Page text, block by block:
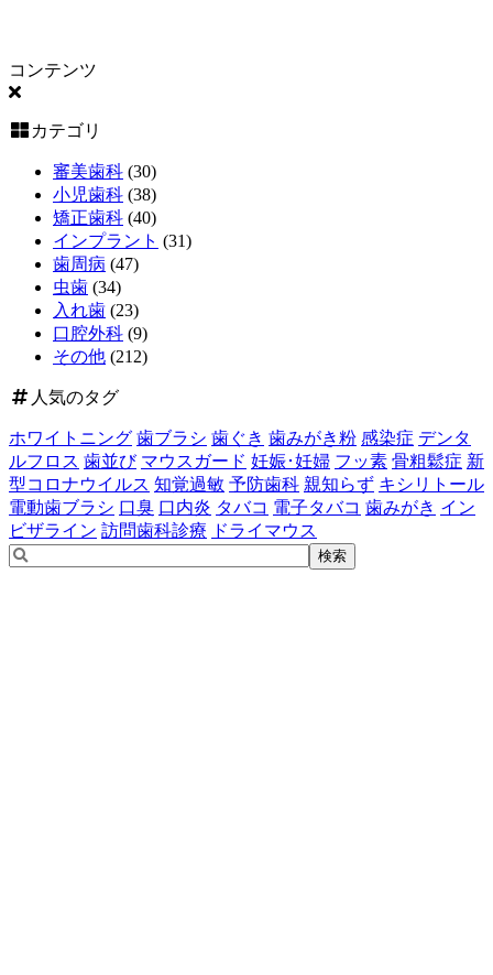
コンテンツ
カテゴリ
審美歯科 (30)
小児歯科 (38)
矯正歯科 (40)
インプラント (31)
歯周病 (47)
虫歯 (34)
入れ歯 (23)
口腔外科 (9)
その他 (212)
人気のタグ
ホワイトニング 歯ブラシ 歯ぐき 歯みがき粉 感染症 デンタ
ルフロス 歯並び マウスガード 妊娠･妊婦 フッ素 骨粗鬆症 新
型コロナウイルス 知覚過敏 予防歯科 親知らず キシリトール
電動歯ブラシ 口臭 口内炎 タバコ 電子タバコ 歯みがき イン
ビザライン 訪問歯科診療 ドライマウス